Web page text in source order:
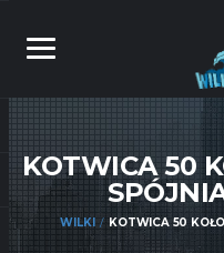
KOTWICA 50
WILKI KOTWICA 50